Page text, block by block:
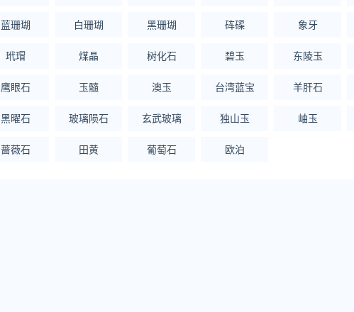
蓝珊瑚 白珊瑚 黑珊瑚 砗磲 象牙
玳瑁 煤晶 树化石 碧玉 东陵玉
鹰眼石 玉髓 澳玉 台湾蓝宝 羊肝石
黑曜石 玻璃陨石 玄武玻璃 独山玉 岫玉
蔷薇石 田黄 葡萄石 欧泊